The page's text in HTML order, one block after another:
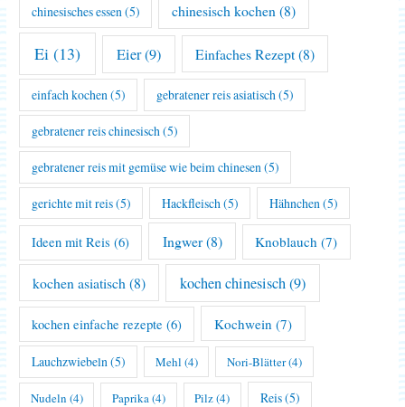
chinesisches essen(5) chinesisch kochen (8)
Ei (13) Eier(9) Einfaches Rezept(8)
einfach kochen(5) gebratener reis asiatisch(5)
gebratener reis chinesisch (5)
gebratener reis mit gemüse wie beim chinesen (5)
gerichte mit reis(5) Hackfleisch (5) Hähnchen (5)
Ideen mit Reis (6) Ingwer(8) Knoblauch (7)
kochen asiatisch (8) kochen chinesisch(9)
kochen einfache rezepte (6) Kochwein (7)
Lauchzwiebeln(5) Mehl (4) Nori-Blätter(4)
Nudeln (4) Paprika(4) Pilz(4) Reis(5)